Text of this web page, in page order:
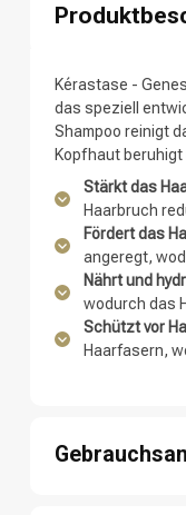
Kérastase -
das speziell
Shampoo reinigt
Kopfhaut beruhigt
Stärkt das
Haarbruch
Fördert das
angeregt,
Nährt und
wodurch das
Schützt vor
Haarfasern,